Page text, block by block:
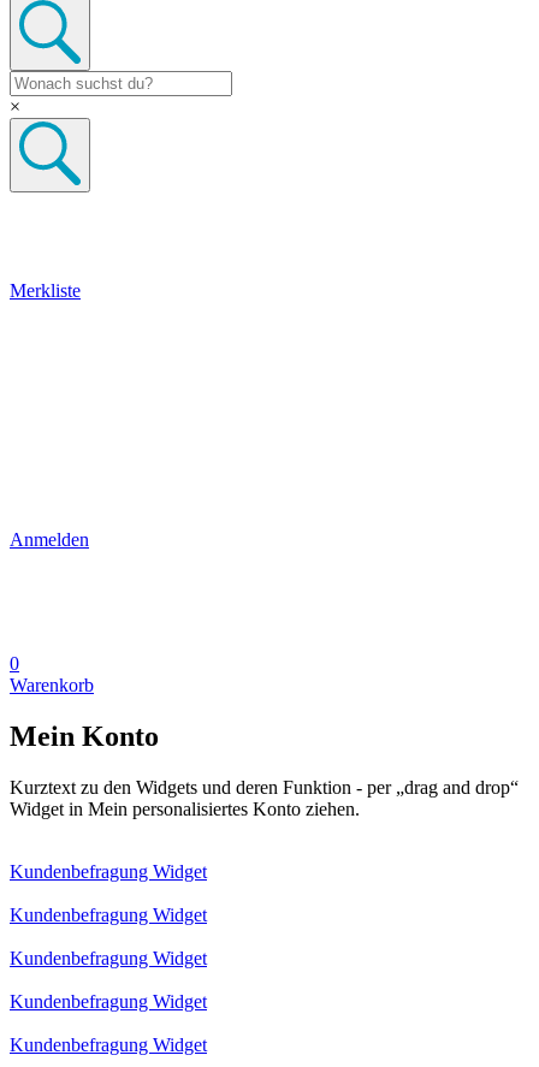
×
Merkliste
Anmelden
0
Warenkorb
Mein Konto
Kurztext zu den Widgets und deren Funktion - per „drag and drop“
Widget in Mein personalisiertes Konto ziehen.
Kundenbefragung Widget
Kundenbefragung Widget
Kundenbefragung Widget
Kundenbefragung Widget
Kundenbefragung Widget